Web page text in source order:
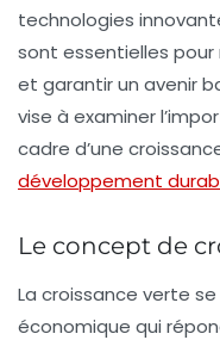
technologies
sont essentielles pour
et garantir un avenir
vise à examiner
cadre d’une
développement
Le concept de
La croissance verte
économique qui